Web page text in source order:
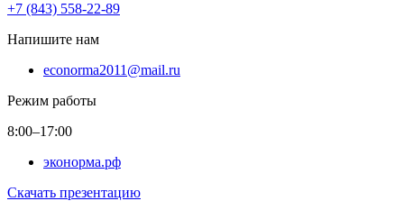
+7 (843) 558-22-89
Напишите нам
econorma2011@mail.ru
Режим работы
8:00–17:00
эконорма.рф
Скачать презентацию